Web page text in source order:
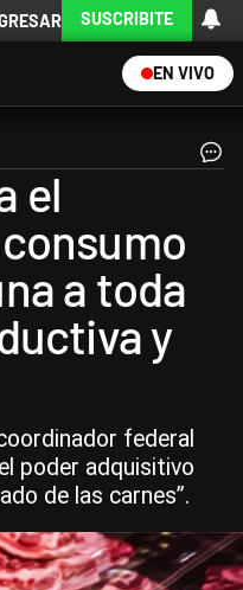
SUSCRIBITE
EN VIVO
el
a toda
y
federal
poder adquisitivo
de las carnes”.